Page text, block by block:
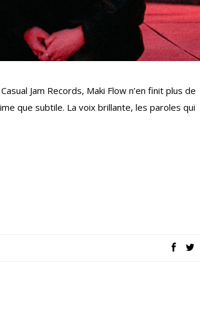
Jam Records, Maki Flow n’en finit plus de
que subtile. La voix brillante, les paroles qui